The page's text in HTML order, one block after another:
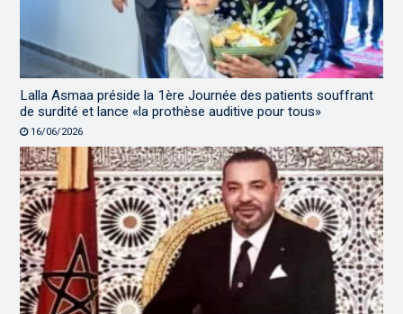
Lalla Asmaa préside la 1ère Journée des patients souffrant
de surdité et lance «la prothèse auditive pour tous»
16/06/2026